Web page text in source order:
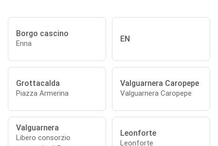
Borgo cascino
Enna EN
Grottacalda
Piazza Armerina
Valguarnera Caropepe
Valguarnera Caropepe
Valguarnera
Libero consorzio
Leonforte
Leonforte